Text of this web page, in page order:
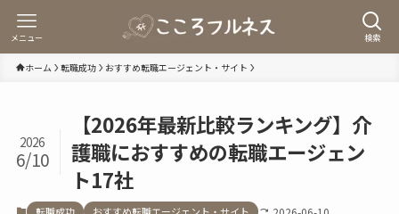
検索
メニュー
ホーム 転職成功 おすすめ転職エージェント・サイト
【2026年最新比較ランキング】介
護職におすすめの転職エージェン
ト17社
2026
6/10